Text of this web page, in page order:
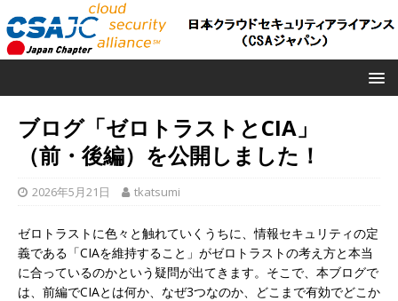
ブログ「ゼロトラストとCIA」
（前・後編）を公開しました！
2026年5月21日 tkatsumi
ゼロトラストに色々と触れていくうちに、情報セキュリティの定
義である「CIAを維持すること」がゼロトラストの考え方と本当
に合っているのかという疑問が出てきます。そこで、本ブログで
は、前編でCIAとは何か、なぜ3つなのか、どこまで有効でどこか